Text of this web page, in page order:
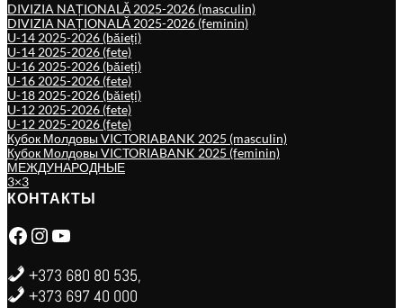
DIVIZIA NAȚIONALĂ 2025-2026 (masculin)
DIVIZIA NAȚIONALĂ 2025-2026 (feminin)
U-14 2025-2026 (băieți)
U-14 2025-2026 (fete)
U-16 2025-2026 (băieți)
U-16 2025-2026 (fete)
U-18 2025-2026 (băieți)
U-12 2025-2026 (fete)
U-12 2025-2026 (fete)
Кубок Молдовы VICTORIABANK 2025 (masculin)
Кубок Молдовы VICTORIABANK 2025 (feminin)
МЕЖДУНАРОДНЫЕ
3×3
КОНТАКТЫ
Facebook Instagram YouTube
+373 680 80 535,
+373 697 40 000